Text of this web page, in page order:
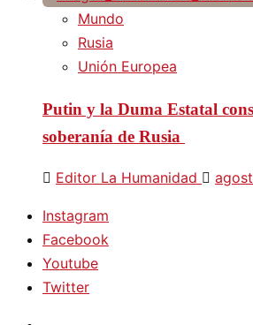
Mundo
Rusia
Unión Europea
Putin y la Duma Estatal
soberanía de Rusia
Editor La Humanidad
Instagram
Facebook
Youtube
Twitter